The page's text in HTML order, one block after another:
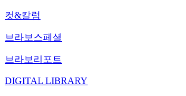
컷&칼럼
브라보스페셜
브라보리포트
DIGITAL LIBRARY